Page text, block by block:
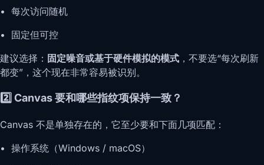
• 每次访问随机
• 固定但可控
建议选择： 固定噪音或基于硬件模拟的模式 ，不要选“每次刷新
都变”，这个现在非常容易被识别。
2️⃣ Canvas 要和哪些指纹项保持一致？
Canvas 不是单独存在的，它至少要和下面几项匹配：
• 操作系统（Windows / macOS）